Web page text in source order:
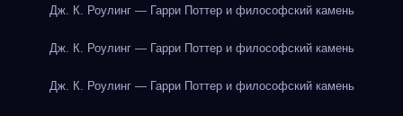
Дж. К. Роулинг — Гарри Поттер и философский камень
Дж. К. Роулинг — Гарри Поттер и философский камень
Дж. К. Роулинг — Гарри Поттер и философский камень